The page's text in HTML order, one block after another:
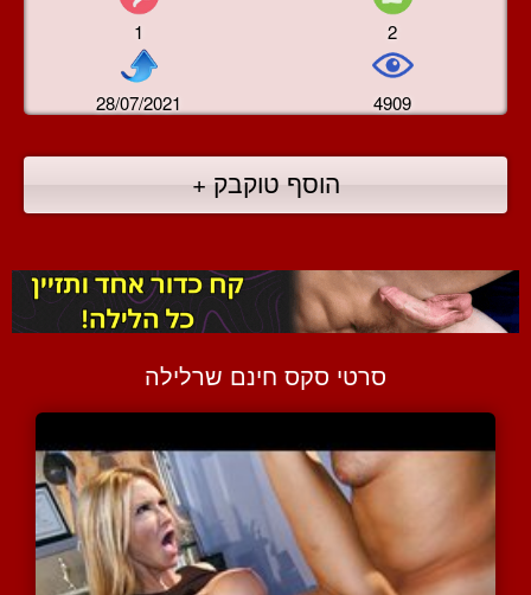
1 2
28/07/2021 4909
הוסף טוקבק +
סרטי סקס חינם שרלילה